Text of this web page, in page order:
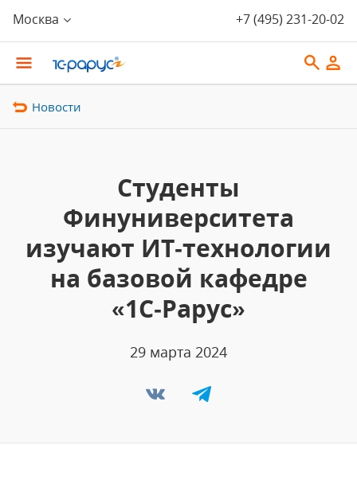
Москва +7 (495) 231-20-02
Новости
Студенты
Финуниверситета
изучают ИТ‑технологии
на базовой кафедре
«1С‑Рарус»
29 марта 2024